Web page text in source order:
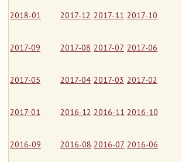
2018-01 2017-12 2017-11 2017-10
2017-09 2017-08 2017-07 2017-06
2017-05 2017-04 2017-03 2017-02
2017-01 2016-12 2016-11 2016-10
2016-09 2016-08 2016-07 2016-06